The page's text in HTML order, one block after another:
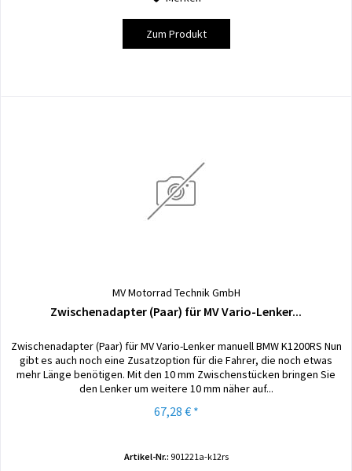
Zum Produkt
MV Motorrad Technik GmbH
Zwischenadapter (Paar) für MV Vario-Lenker...
Zwischenadapter (Paar) für MV Vario-Lenker manuell BMW K1200RS Nun
gibt es auch noch eine Zusatzoption für die Fahrer, die noch etwas
mehr Länge benötigen. Mit den 10 mm Zwischenstücken bringen Sie
den Lenker um weitere 10 mm näher auf...
67,28 € *
Artikel-Nr.: 901221a-k12rs